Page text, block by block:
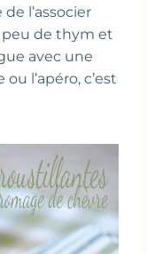
l’associer
peu de thym et
avec une
l’apéro, c’est